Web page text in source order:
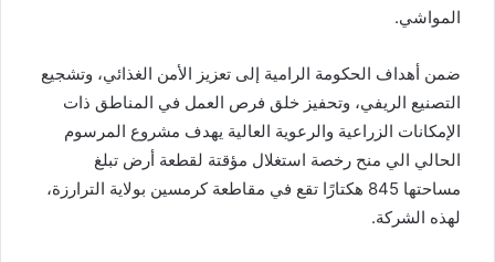
المواشي.
ضمن أهداف الحكومة الرامية إلى تعزيز الأمن الغذائي، وتشجيع
التصنيع الريفي، وتحفيز خلق فرص العمل في المناطق ذات
الإمكانات الزراعية والرعوية العالية يهدف مشروع المرسوم
الحالي الي منح رخصة استغلال مؤقتة لقطعة أرض تبلغ
مساحتها 845 هكتارًا تقع في مقاطعة كرمسين بولاية الترارزة،
لهذه الشركة.